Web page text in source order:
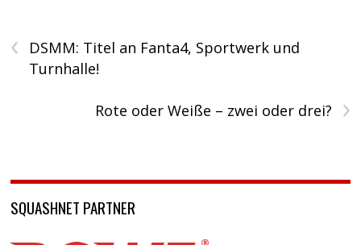
‹
DSMM: Titel an Fanta4, Sportwerk und
Turnhalle!
›
Rote oder Weiße – zwei oder drei?
SQUASHNET PARTNER